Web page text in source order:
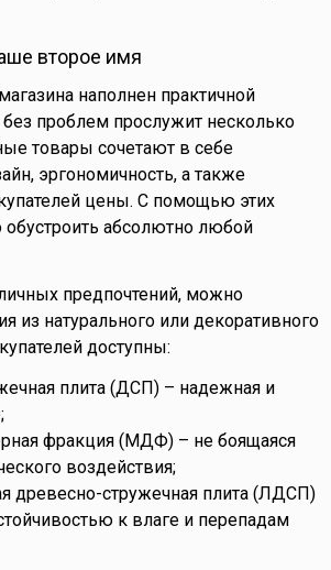
второе имя
наполнен практичной
проблем прослужит несколько
товары сочетают в себе
эргономичность, а также
цены. С помощью этих
абсолютно любой
предпочтений, можно
из натурального или декоративного
доступны:
плита (ДСП) – надежная и
фракция (МДФ) – не боящаяся
воздействия;
древесно-стружечная плита (ЛДСП)
к влаге и перепадам